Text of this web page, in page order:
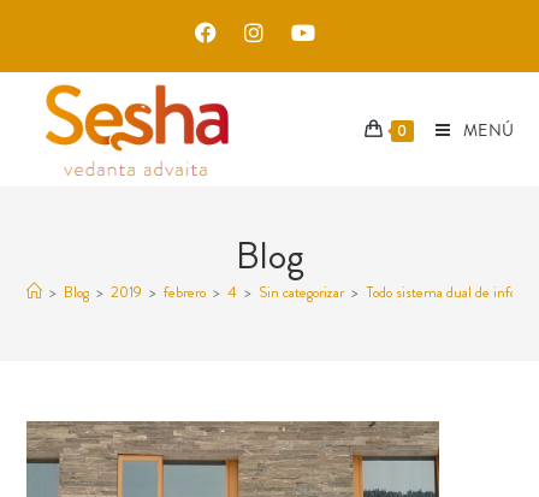
0 MENÚ
Blog
> Blog > 2019 > febrero > 4 > Sin categorizar > Todo sistema dual de